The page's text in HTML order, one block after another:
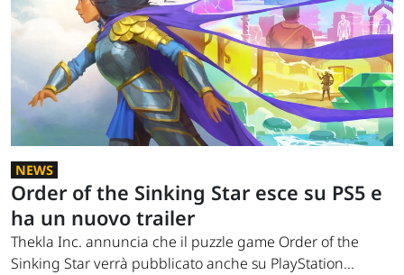
NEWS
Order of the Sinking Star esce su PS5 e
ha un nuovo trailer
Thekla Inc. annuncia che il puzzle game Order of the
Sinking Star verrà pubblicato anche su PlayStation...